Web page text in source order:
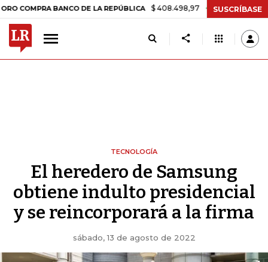
BANCO DE LA REPÚBLICA $ 408.498,97 +$ 8.753,81 +2,19%
SUSCRÍBASE
TECNOLOGÍA
El heredero de Samsung
obtiene indulto presidencial
y se reincorporará a la firma
sábado, 13 de agosto de 2022